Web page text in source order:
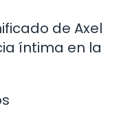
de Axel
íntima en la